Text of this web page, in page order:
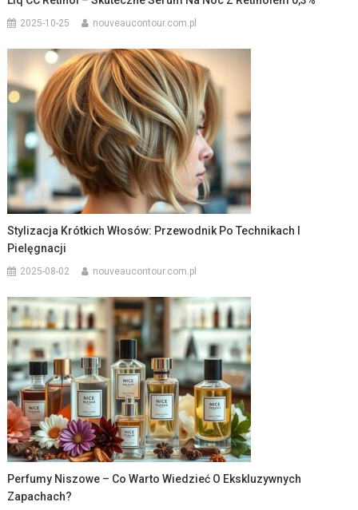
2025-10-25 nouveaucontour.com.pl
Stylizacja Krótkich Włosów: Przewodnik Po Technikach I
Pielęgnacji
2025-08-02 nouveaucontour.com.pl
Perfumy Niszowe – Co Warto Wiedzieć O Ekskluzywnych
Zapachach?